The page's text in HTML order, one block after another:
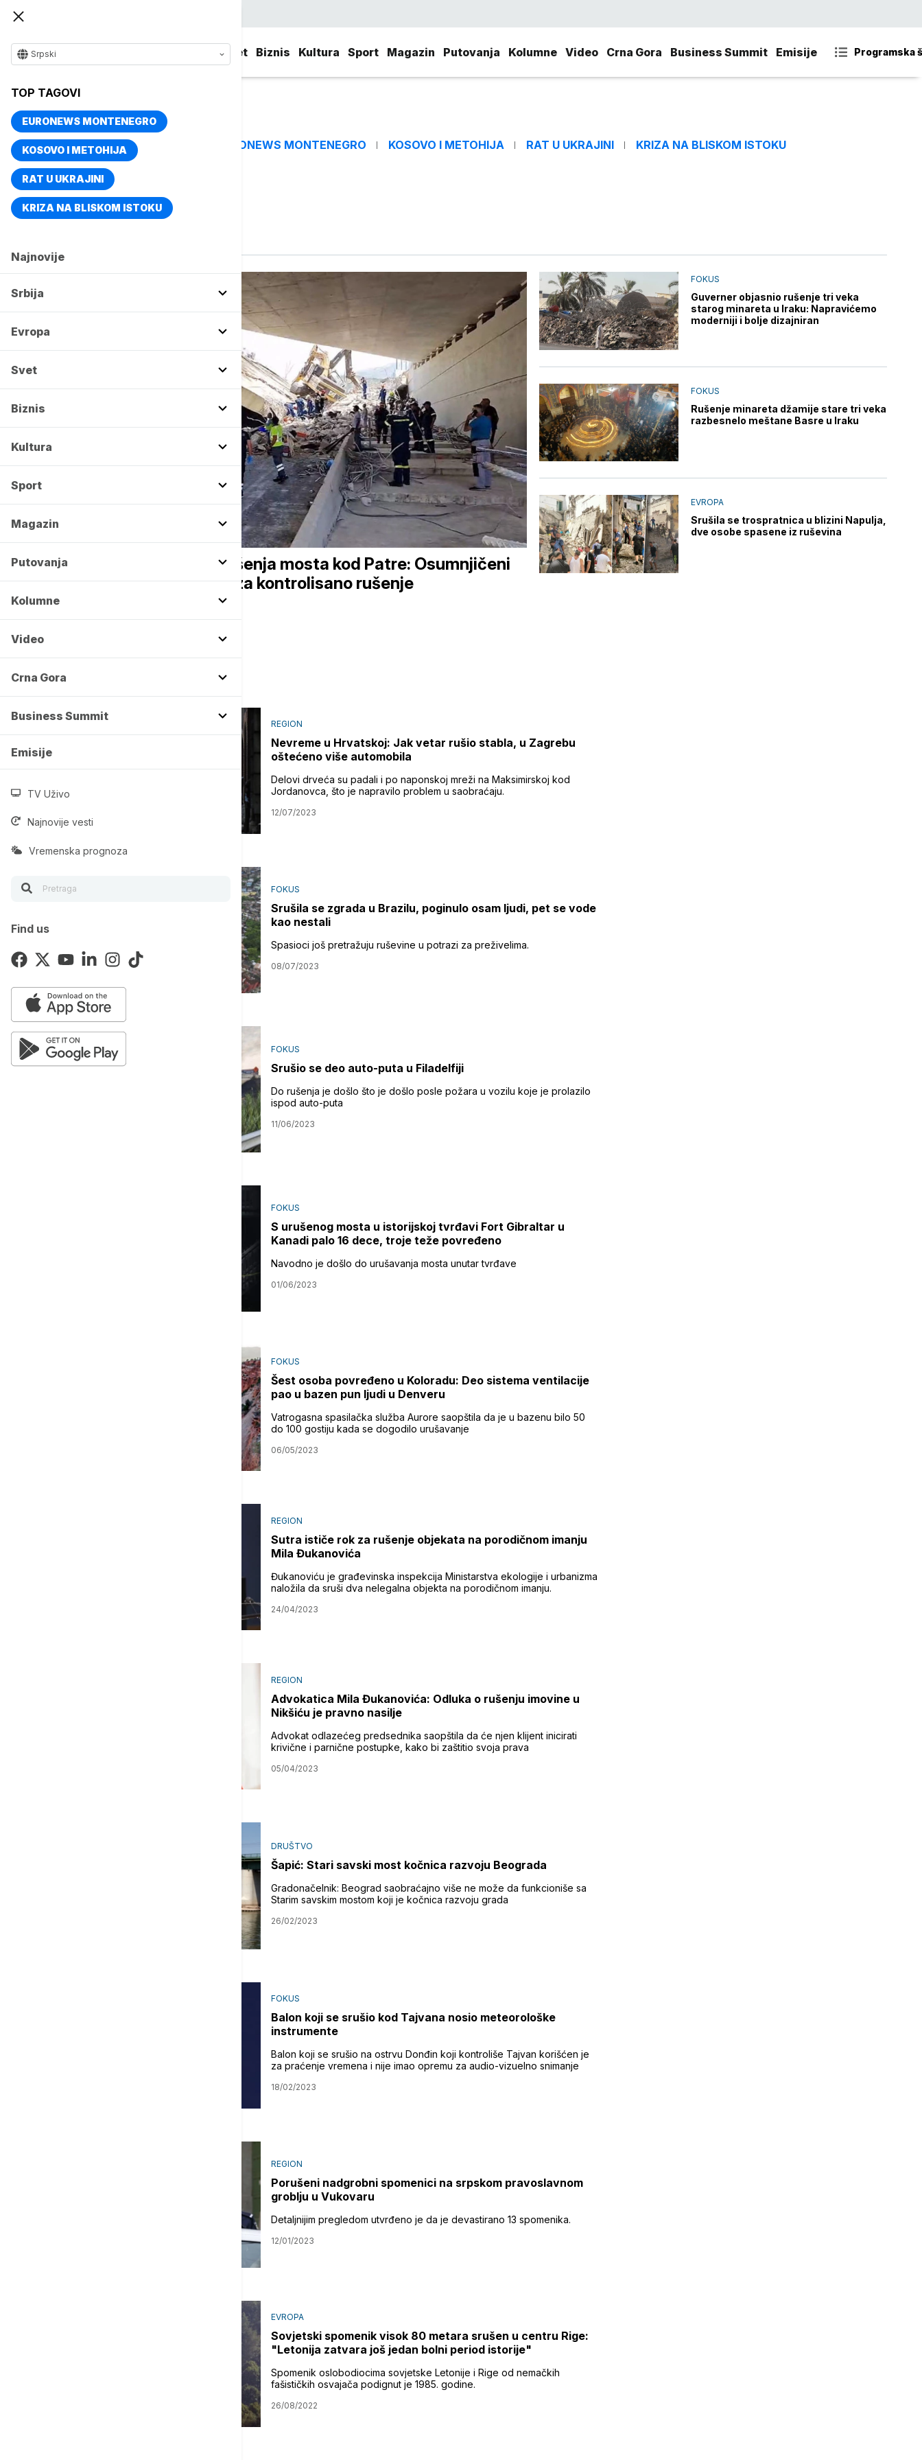
Svet Biznis Kultura Sport Magazin Putovanja Kolumne Video Crna Gora Business Summit Emisije Programska
Srpski
TOP TAGOVI
EURONEWS MONTENEGRO
KOSOVO I METOHIJA
RAT U UKRAJINI
KRIZA NA BLISKOM ISTOKU
Najnovije
Srbija
Evropa
Svet
Biznis
Kultura
Sport
Magazin
Putovanja
Kolumne
Video
Crna Gora
Business Summit
Emisije
TV Uživo
Najnovije vesti
Vremenska prognoza
Find us
TOP TAGOVI EURONEWS MONTENEGRO KOSOVO I METOHIJA RAT U UKRAJINI KRIZA NA BLISKOM ISTOKU
Vise o temi
Rušenje
EVROPA
Hapšenja u Grčkoj zbog rušenja mosta kod Patre: Osumnjičeni
izvođači radova zaduženi za kontrolisano rušenje
FOKUS
Guverner objasnio rušenje tri veka
starog minareta u Iraku: Napravićemo
moderniji i bolje dizajniran
FOKUS
Rušenje minareta džamije stare tri veka
razbesnelo meštane Basre u Iraku
EVROPA
Srušila se trospratnica u blizini Napulja,
dve osobe spasene iz ruševina
REGION
Nevreme u Hrvatskoj: Jak vetar rušio stabla, u Zagrebu
oštećeno više automobila
Delovi drveća su padali i po naponskoj mreži na Maksimirskoj kod
Jordanovca, što je napravilo problem u saobraćaju.
12/07/2023
FOKUS
Srušila se zgrada u Brazilu, poginulo osam ljudi, pet se vode
kao nestali
Spasioci još pretražuju ruševine u potrazi za preživelima.
08/07/2023
FOKUS
Srušio se deo auto-puta u Filadelfiji
Do rušenja je došlo što je došlo posle požara u vozilu koje je prolazilo
ispod auto-puta
11/06/2023
FOKUS
S urušenog mosta u istorijskoj tvrđavi Fort Gibraltar u
Kanadi palo 16 dece, troje teže povređeno
Navodno je došlo do urušavanja mosta unutar tvrđave
01/06/2023
FOKUS
Šest osoba povređeno u Koloradu: Deo sistema ventilacije
pao u bazen pun ljudi u Denveru
Vatrogasna spasilačka služba Aurore saopštila da je u bazenu bilo 50
do 100 gostiju kada se dogodilo urušavanje
06/05/2023
REGION
Sutra ističe rok za rušenje objekata na porodičnom imanju
Mila Đukanovića
Đukanoviću je građevinska inspekcija Ministarstva ekologije i urbanizma
naložila da sruši dva nelegalna objekta na porodičnom imanju.
24/04/2023
REGION
Advokatica Mila Đukanovića: Odluka o rušenju imovine u
Nikšiću je pravno nasilje
Advokat odlazećeg predsednika saopštila da će njen klijent inicirati
krivične i parnične postupke, kako bi zaštitio svoja prava
05/04/2023
DRUŠTVO
Šapić: Stari savski most kočnica razvoju Beograda
Gradonačelnik: Beograd saobraćajno više ne može da funkcioniše sa
Starim savskim mostom koji je kočnica razvoju grada
26/02/2023
FOKUS
Balon koji se srušio kod Tajvana nosio meteorološke
instrumente
Balon koji se srušio na ostrvu Donđin koji kontroliše Tajvan korišćen je
za praćenje vremena i nije imao opremu za audio-vizuelno snimanje
18/02/2023
REGION
Porušeni nadgrobni spomenici na srpskom pravoslavnom
groblјu u Vukovaru
Detaljnijim pregledom utvrđeno je da je devastirano 13 spomenika.
12/01/2023
EVROPA
Sovjetski spomenik visok 80 metara srušen u centru Rige:
"Letonija zatvara još jedan bolni period istorije"
Spomenik oslobodiocima sovjetske Letonije i Rige od nemačkih
fašističkih osvajača podignut je 1985. godine.
26/08/2022